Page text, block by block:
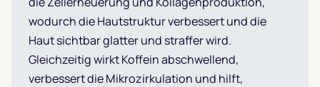
wodurch die Hautstruktur verbessert und die
Haut sichtbar glatter und straffer wird.
Gleichzeitig wirkt Koffein abschwellend,
verbessert die Mikrozirkulation und hilft,